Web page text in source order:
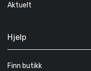
Aktuelt
Hjelp
Finn butikk